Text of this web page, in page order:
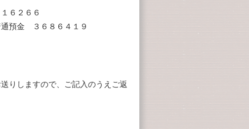
６２６６
預金 ３６８６４１９
りしますので、ご記入のうえご返